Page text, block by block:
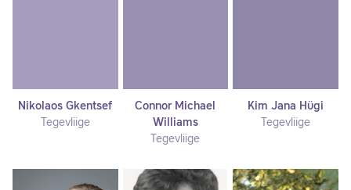
Nikolaos Gkentsef
Tegevliige
Connor Michael
Williams
Tegevliige
Kim Jana Hügi
Tegevliige